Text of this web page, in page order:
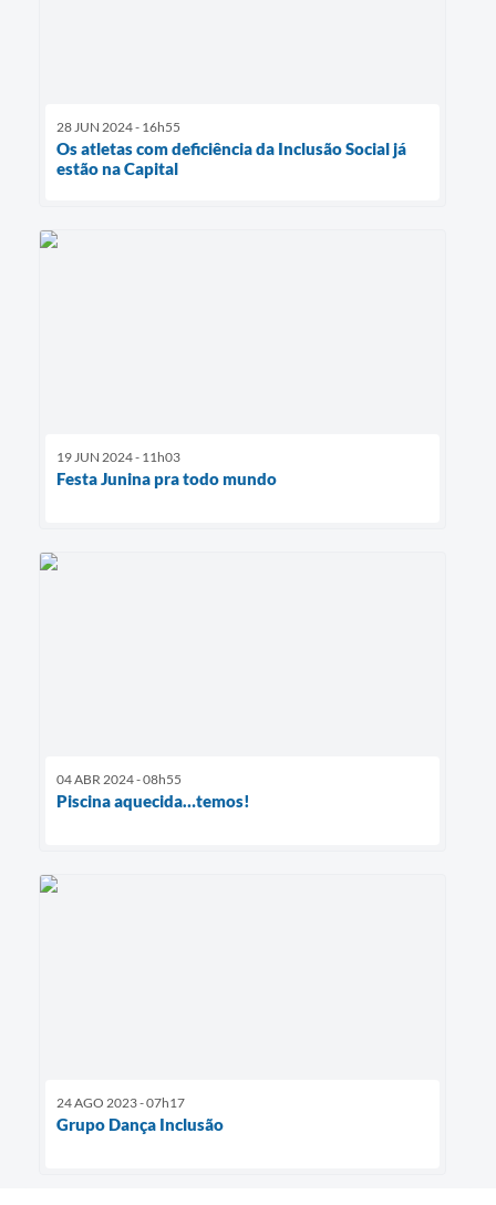
28 JUN 2024 - 16h55
Os atletas com deficiência da Inclusão Social já
estão na Capital
19 JUN 2024 - 11h03
Festa Junina pra todo mundo
04 ABR 2024 - 08h55
Piscina aquecida…temos!
24 AGO 2023 - 07h17
Grupo Dança Inclusão